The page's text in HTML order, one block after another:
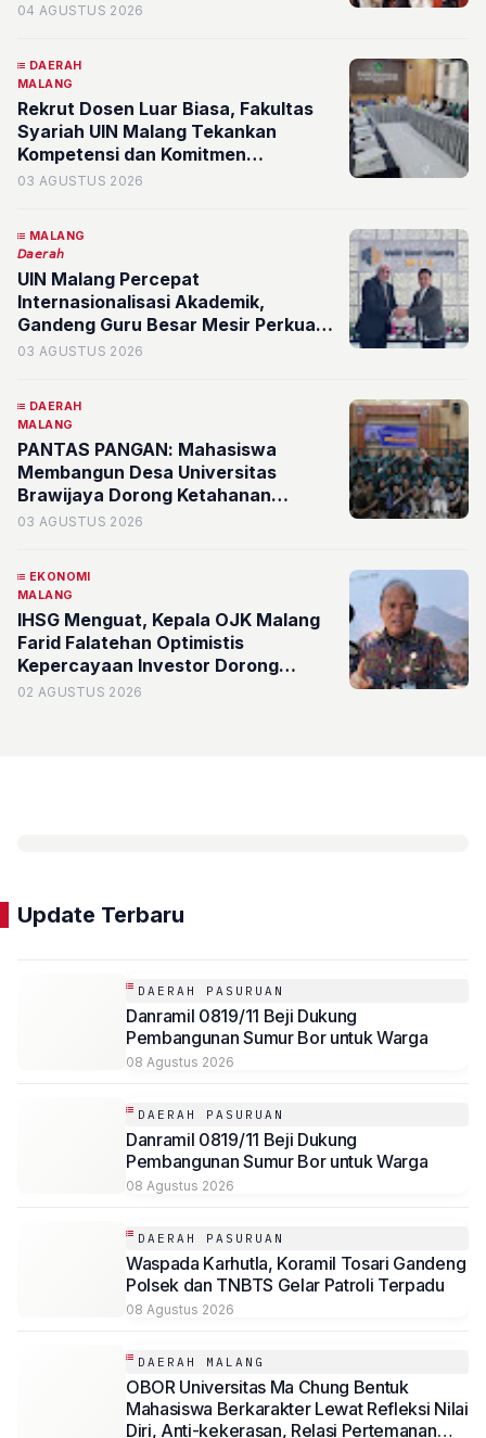
04 AGUSTUS 2026
DAERAH
MALANG
Rekrut Dosen Luar Biasa, Fakultas
Syariah UIN Malang Tekankan
Kompetensi dan Komitmen
Pengabdian
03 AGUSTUS 2026
MALANG
𝘋𝘢𝘦𝘳𝘢𝘩
UIN Malang Percepat
Internasionalisasi Akademik,
Gandeng Guru Besar Mesir Perkuat
Kajian Bahasa Arab
03 AGUSTUS 2026
DAERAH
MALANG
PANTAS PANGAN: Mahasiswa
Membangun Desa Universitas
Brawijaya Dorong Ketahanan
Pangan Berbasis Galon Bekas
03 AGUSTUS 2026
EKONOMI
MALANG
IHSG Menguat, Kepala OJK Malang
Farid Falatehan Optimistis
Kepercayaan Investor Dorong
Pertumbuhan Ekonomi di Malang
02 AGUSTUS 2026
Update Terbaru
DAERAH PASURUAN
Danramil 0819/11 Beji Dukung
Pembangunan Sumur Bor untuk Warga
08 Agustus 2026
DAERAH PASURUAN
Danramil 0819/11 Beji Dukung
Pembangunan Sumur Bor untuk Warga
08 Agustus 2026
DAERAH PASURUAN
Waspada Karhutla, Koramil Tosari Gandeng
Polsek dan TNBTS Gelar Patroli Terpadu
08 Agustus 2026
DAERAH MALANG
OBOR Universitas Ma Chung Bentuk
Mahasiswa Berkarakter Lewat Refleksi Nilai
Diri, Anti-kekerasan, Relasi Pertemanan